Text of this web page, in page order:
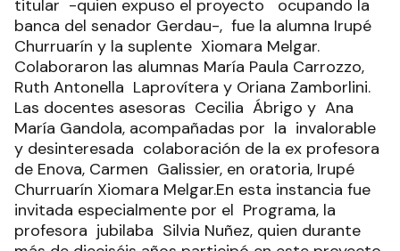
titular -quien expuso el proyecto ocupando la
banca del senador Gerdau-, fue la alumna Irupé
Churruarín y la suplente Xiomara Melgar.
Colaboraron las alumnas María Paula Carrozzo,
Ruth Antonella Laprovítera y Oriana Zamborlini.
Las docentes asesoras Cecilia Ábrigo y Ana
María Gandola, acompañadas por la invalorable
y desinteresada colaboración de la ex profesora
de Enova, Carmen Galissier, en oratoria, Irupé
Churruarín Xiomara Melgar.En esta instancia fue
invitada especialmente por el Programa, la
profesora jubilaba Silvia Nuñez, quien durante